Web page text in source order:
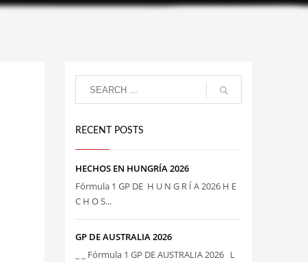
RECENT POSTS
HECHOS EN HUNGRÍA 2026
Fórmula 1 GP DE H U N G R Í A 2026 H E
C H O S...
GP DE AUSTRALIA 2026
_ _ Fórmula 1 GP DE AUSTRALIA 2026 L